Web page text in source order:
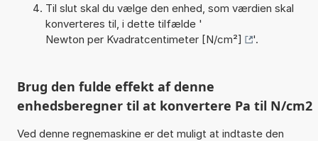
Til slut skal du vælge den enhed, som værdien skal
konverteres til, i dette tilfælde '
Newton per Kvadratcentimeter [N/cm²]
'.
Brug den fulde effekt af denne
enhedsberegner til at konvertere Pa til N/cm2
Ved denne regnemaskine er det muligt at indtaste den